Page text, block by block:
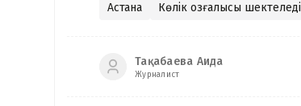
Астана Көлік қозғалысы шектеледі
Тақабаева Аида
Журналист